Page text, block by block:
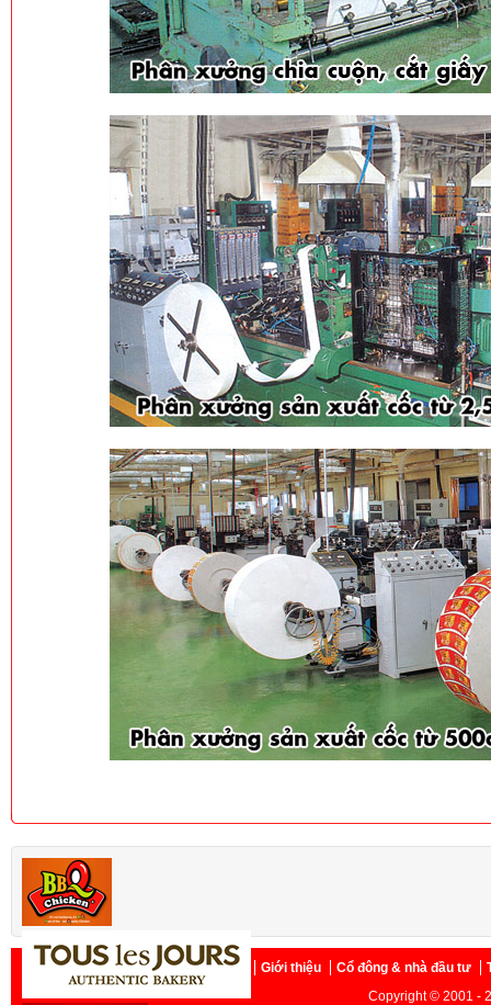
Trang chủ Giới thiệu Cổ đông & nhà đầu tư
Copyright © 2001 -